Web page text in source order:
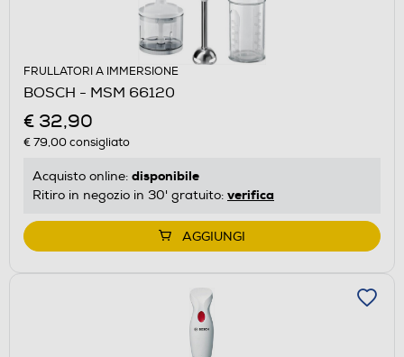
FRULLATORI A IMMERSIONE
BOSCH - MSM 66120
€ 32,90
€ 79,00consigliato
Acquisto online: disponibile
Ritiro in negozio in 30' gratuito: verifica
AGGIUNGI